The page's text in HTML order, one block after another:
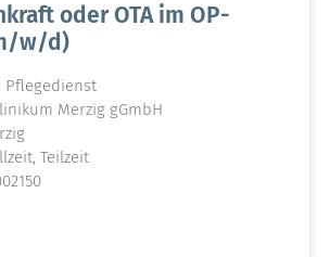
oder OTA im OP-
w/d)
Pflegedienst
Merzig gGmbH
Teilzeit